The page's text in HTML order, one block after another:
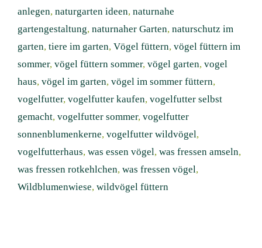
anlegen, naturgarten ideen, naturnahe
gartengestaltung, naturnaher Garten, naturschutz im
garten, tiere im garten, Vögel füttern, vögel füttern im
sommer, vögel füttern sommer, vögel garten, vogel
haus, vögel im garten, vögel im sommer füttern,
vogelfutter, vogelfutter kaufen, vogelfutter selbst
gemacht, vogelfutter sommer, vogelfutter
sonnenblumenkerne, vogelfutter wildvögel,
vogelfutterhaus, was essen vögel, was fressen amseln,
was fressen rotkehlchen, was fressen vögel,
Wildblumenwiese, wildvögel füttern